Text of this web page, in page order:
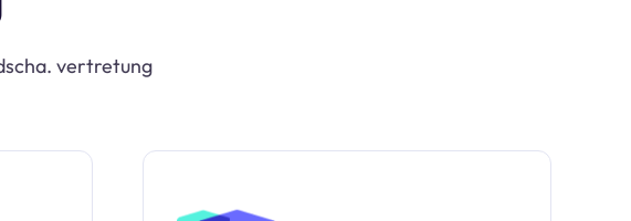
vertretung